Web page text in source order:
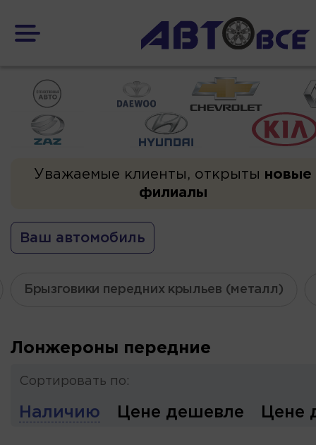
Уважаемые клиенты, открыты новые
филиалы
Ваш автомобиль
Брызговики передних крыльев (металл)
Лонжероны передние
Сортировать по:
Наличию Цене дешевле Цене